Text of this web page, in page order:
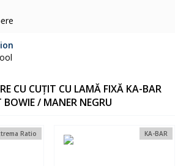
CU CUȚIT CU LAMĂ FIXĂ KA-BAR
BOWIE / MANER NEGRU
Ratio KA-BAR